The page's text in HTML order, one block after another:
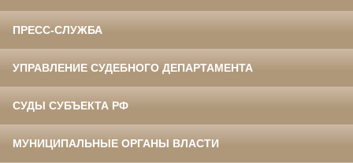
ПРЕСС-СЛУЖБА
УПРАВЛЕНИЕ СУДЕБНОГО ДЕПАРТАМЕНТА
СУДЫ СУБЪЕКТА РФ
МУНИЦИПАЛЬНЫЕ ОРГАНЫ ВЛАСТИ